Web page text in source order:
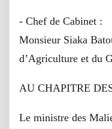
- Chef de Cabinet :
Monsieur Siaka
d’Agriculture et du
AU CHAPITRE
Le ministre des